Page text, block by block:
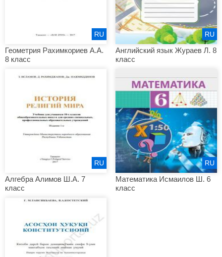
Геометрия Рахимкориев А.А.
8 класс
RU
Английский язык Жураев Л. 8
класс
RU
Алгебра Алимов Ш.А. 7
класс
RU
Математика Исмаилов Ш. 6
класс
RU